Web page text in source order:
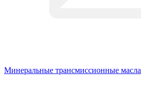
Минеральные трансмиссионные масла